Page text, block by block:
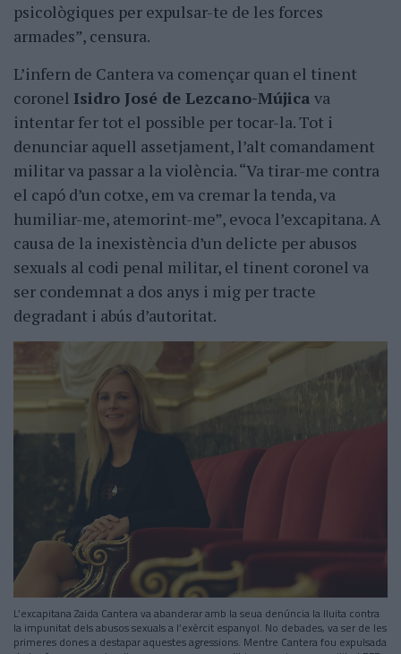
psicològiques per expulsar-te de les forces
armades”, censura.
L’infern de Cantera va començar quan el tinent
coronel Isidro José de Lezcano-Mújica va
intentar fer tot el possible per tocar-la. Tot i
denunciar aquell assetjament, l’alt comandament
militar va passar a la violència. “Va tirar-me contra
el capó d’un cotxe, em va cremar la tenda, va
humiliar-me, atemorint-me”, evoca l’excapitana. A
causa de la inexistència d’un delicte per abusos
sexuals al codi penal militar, el tinent coronel va
ser condemnat a dos anys i mig per tracte
degradant i abús d’autoritat.
L’excapitana Zaida Cantera va abanderar amb la seua denúncia la lluita contra
la impunitat dels abusos sexuals a l’exèrcit espanyol. No debades, va ser de les
primeres dones a destapar aquestes agressions. Mentre Cantera fou expulsada